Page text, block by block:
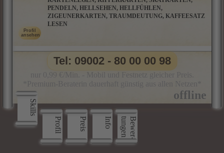
PENDELN, HELLSEHEN, HELLFÜHLEN,
ZIGEUNERKARTEN, TRAUMDEUTUNG, KAFFEESATZ
LESEN
Skills
Profil
Preis Info B
e
w
e
r
­
t
u
n
g
e
n
Tel: 09002 - 80 00 00 98